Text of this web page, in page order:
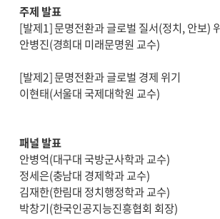
주제 발표
[발제1] 문명전환과 글로벌 질서(정치, 안보)
안병진(경희대 미래문명원 교수)
[발제2] 문명전환과 글로벌 경제 위기
이현태(서울대 국제대학원 교수)
패널 발표
안병억(대구대 국방군사학과 교수)
정세은(충남대 경제학과 교수)
김재한(한림대 정치행정학과 교수)
박창기(한국인공지능진흥협회 회장)